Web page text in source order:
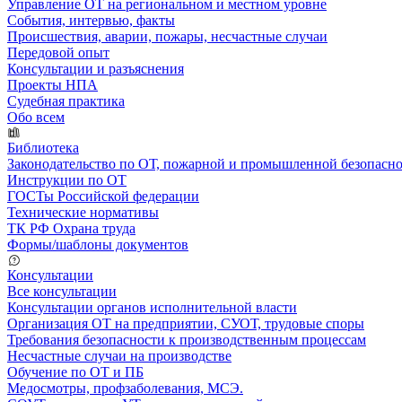
Управление ОТ на региональном и местном уровне
События, интервью, факты
Происшествия, аварии, пожары, несчастные случаи
Передовой опыт
Консультации и разъяснения
Проекты НПА
Судебная практика
Обо всем
Библиотека
Законодательство по ОТ, пожарной и промышленной
Инструкции по ОТ
ГОСТы Российской федерации
Технические нормативы
ТК РФ Охрана труда
Формы/шаблоны документов
Консультации
Все консультации
Консультации органов исполнительной власти
Организация ОТ на предприятии, СУОТ, трудовые споры
Требования безопасности к производственным процессам
Несчастные случаи на производстве
Обучение по ОТ и ПБ
Медосмотры, профзаболевания, МСЭ.